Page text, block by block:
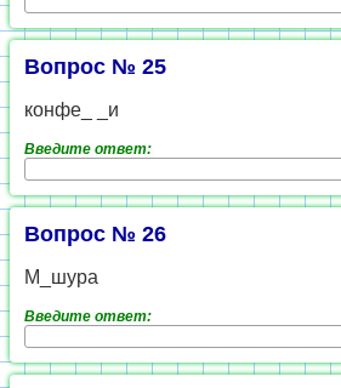
Вопрос № 25
конфе_ _и
Введите ответ:
Вопрос № 26
М_шура
Введите ответ: